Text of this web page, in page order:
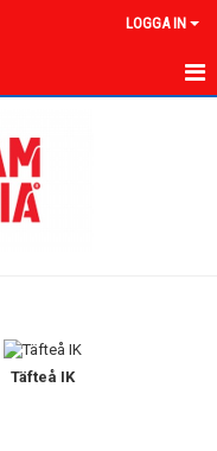
LOGGA IN
Täfteå IK